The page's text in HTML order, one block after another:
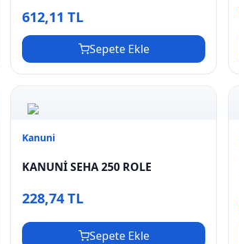
612,11 TL
Sepete Ekle
Kanuni
KANUNİ SEHA 250 ROLE
228,74 TL
Sepete Ekle